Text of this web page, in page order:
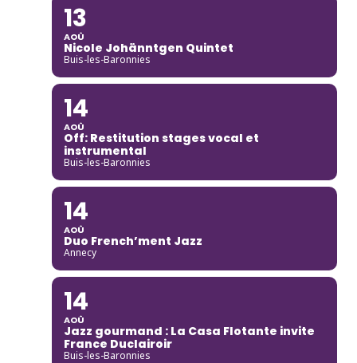
13
AOÛ
Nicole Johänntgen Quintet
Buis-les-Baronnies
14
AOÛ
Off: Restitution stages vocal et
instrumental
Buis-les-Baronnies
14
AOÛ
Duo French’ment Jazz
Annecy
14
AOÛ
Jazz gourmand : La Casa Flotante invite
France Duclairoir
Buis-les-Baronnies